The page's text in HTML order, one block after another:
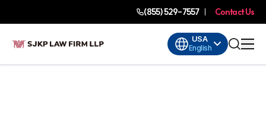
(855) 529-7557 Contact Us
USA
English